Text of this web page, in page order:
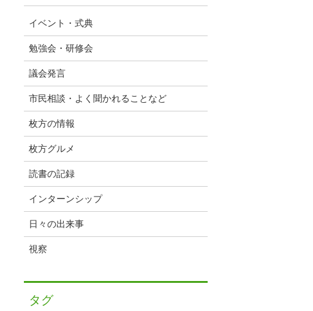
イベント・式典
勉強会・研修会
議会発言
市民相談・よく聞かれることなど
枚方の情報
枚方グルメ
読書の記録
インターンシップ
日々の出来事
視察
タグ